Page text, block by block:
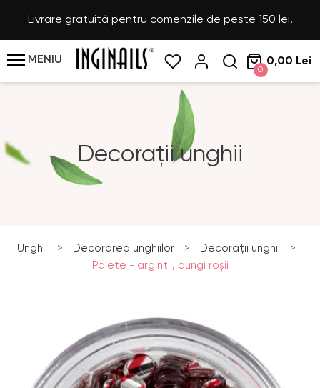
Livrare gratuită pentru comenzile de peste 150 lei!
MENIU
0
0,00 Lei
Decorații unghii
Unghii > Decorarea unghiilor > Decorații unghii
>
Paiete - argintii, dungi roşii